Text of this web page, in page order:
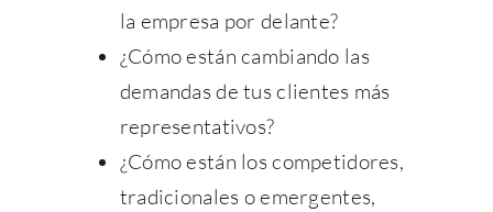
la empresa por delante?
¿Cómo están cambiando las
demandas de tus clientes más
representativos?
¿Cómo están los competidores,
tradicionales o emergentes,